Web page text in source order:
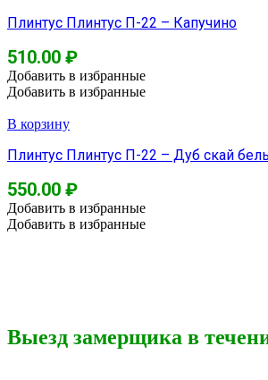
Плинтус Плинтус П-22 – Капучино
510.00 ₽
Добавить в избранные
Добавить в избранные
В корзину
Плинтус Плинтус П-22 – Дуб скай
550.00 ₽
Добавить в избранные
Добавить в избранные
Выезд замерщика в